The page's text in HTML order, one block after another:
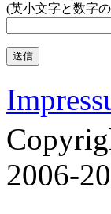
(英小文字と数字
2006-